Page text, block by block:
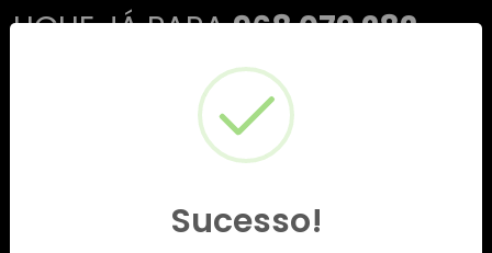
LIGUE JÁ PARA968 079 282
Sucesso!